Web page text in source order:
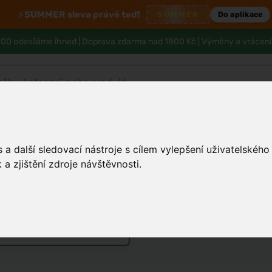
další sledovací nástroje s cílem vylepšení
zjištění zdroje návštěvnosti.
⚡SUMMER sleva právě teď! Do aplikace
odesíláme ihned | Doprava zdarma nad 1800 Kč | Výměny a
Tělo a hygiena Zdraví
pokožku